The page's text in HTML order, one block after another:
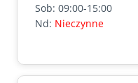
Sob: 09:00-15:00
Nd: Nieczynne